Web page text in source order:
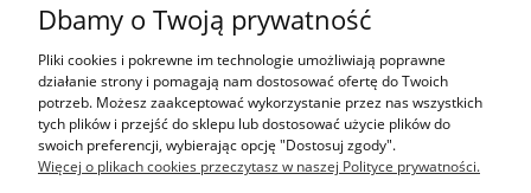
Moje konto
O nas
Realizacja - onisoft.pl|Sklep internetowy shoper
Dbamy o Twoją prywatność
Pliki cookies i pokrewne im technologie umożliwiają poprawne
działanie strony i pomagają nam dostosować ofertę do Twoich
potrzeb. Możesz zaakceptować wykorzystanie przez nas wszystkich
tych plików i przejść do sklepu lub dostosować użycie plików do
swoich preferencji, wybierając opcję "Dostosuj zgody".
Więcej o plikach cookies przeczytasz w naszej Polityce prywatności.